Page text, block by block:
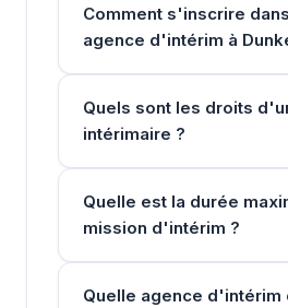
Comment s'inscrire
agence d'intérim à
Quels sont les droits
intérimaire ?
Quelle est la durée
mission d'intérim ?
Quelle agence d'intérim